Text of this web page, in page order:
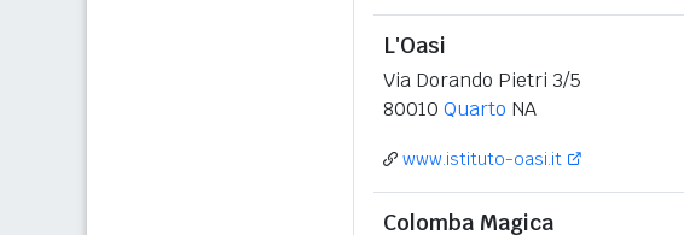
L'Oasi
Via Dorando Pietri 3/5
80010 Quarto NA
www.istituto-oasi.it
Colomba Magica